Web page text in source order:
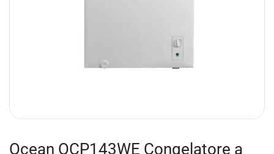
Ocean OCP143WE Congelatore a